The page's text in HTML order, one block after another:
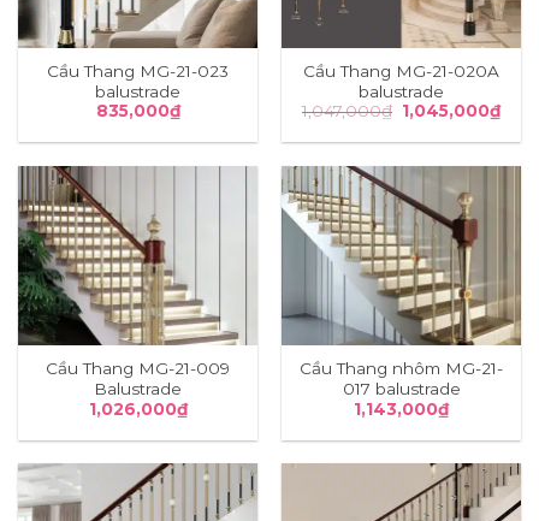
Cầu Thang MG-21-023
balustrade
835,000₫
Cầu Thang MG-21-020A
balustrade
1,047,000₫ Giá
gốc
là:
1,045,000₫Giá
hiện
tại
Cầu Thang MG-21-009
Balustrade
1,026,000₫
Cầu Thang nhôm MG-21-
017 balustrade
1,143,000₫